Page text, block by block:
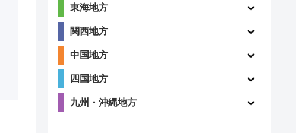
2.8
（5件）
東海地方
関西地方
中国地方
四国地方
九州・沖縄地方